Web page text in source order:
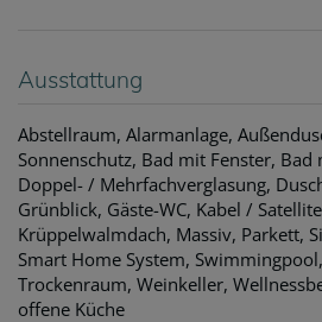
Ausstattung
Abstellraum Alarmanlage
Sonnenschutz Bad mit Fenster Bad
Doppel- / Mehrfachverglasung
Grünblick Gäste-WC Kabel /
Krüppelwalmdach Massiv Parkett
Smart Home System Swimmingpool
Trockenraum Weinkeller
offene Küche